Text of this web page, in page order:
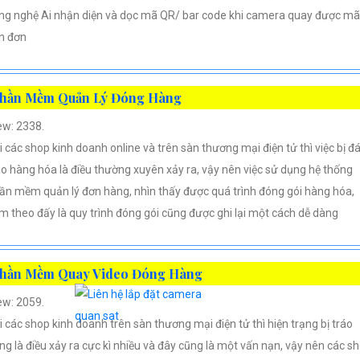
nghệ Ai nhận diện và dọc mã QR/ bar code khi camera quay được mã
đơn
Mềm Quản Lý Đóng Hàng
2338.
các shop kinh doanh online và trên sàn thương mại điện tử thì việc bị
hàng hóa là điều thường xuyên xảy ra, vậy nên việc sử dụng hệ thống
mềm quản lý đơn hàng, nhìn thấy được quá trình đóng gói hàng hóa,
theo đấy là quy trình đóng gói cũng được ghi lại một cách dễ dàng
Mềm Quay Video Đóng Hàng
2059.
các shop kinh doanh trên sàn thương mại điện tử thì hiện trạng bị tráo
là điều xảy ra cực kì nhiều và đây cũng là một vấn nạn, vậy nên các